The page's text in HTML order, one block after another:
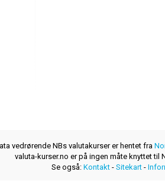
vedrørende NBs valutakurser er hentet fra
valuta-kurser.no er på ingen måte knyttet til
Se også: Kontakt- Sitekart-